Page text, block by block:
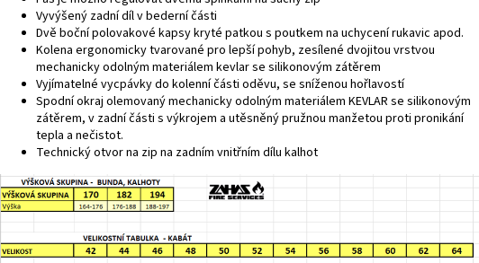
Vyvýšený zadní díl v bederní části
Dvě boční polovakové kapsy kryté patkou s poutkem na uchycení rukavic apod.
Kolena ergonomicky tvarované pro lepší pohyb, zesílené dvojitou vrstvou
mechanicky odolným materiálem kevlar se silikonovým zátěrem
Vyjímatelné vycpávky do kolenní části oděvu, se sníženou hořlavostí
Spodní okraj olemovaný mechanicky odolným materiálem KEVLAR se silikonovým
zátěrem, v zadní části s výkrojem a utěsněný pružnou manžetou proti pronikání
tepla a nečistot.
Technický otvor na zip na zadním vnitřním dílu kalhot